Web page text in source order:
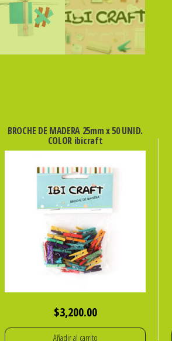
BROCHE DE MADERA 25mm x 50 UNID.
COLOR ibicraft
$3,200.00
Añadir al carrito